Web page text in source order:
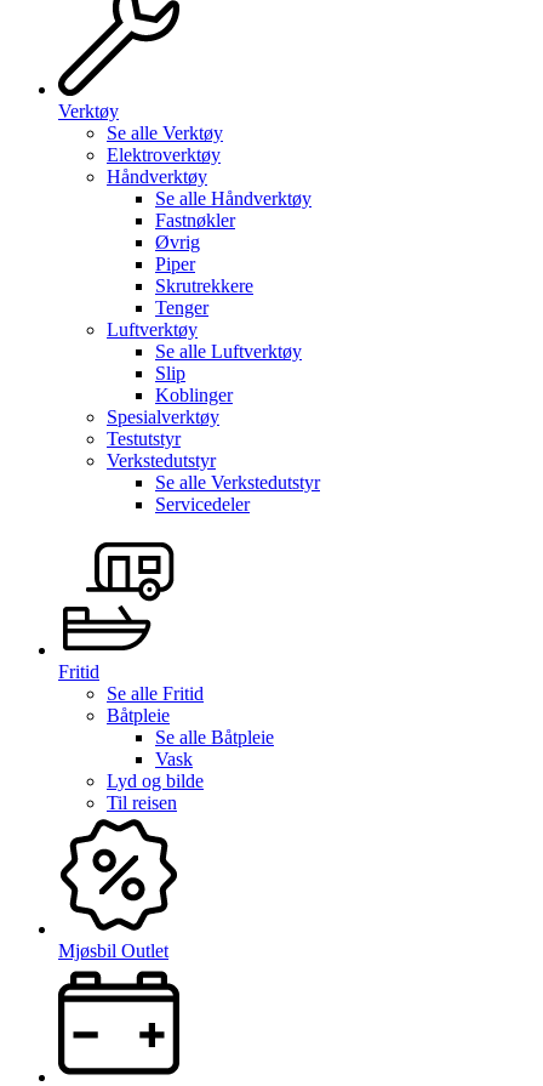
Verktøy
Se alle Verktøy
Elektroverktøy
Håndverktøy
Se alle Håndverktøy
Fastnøkler
Øvrig
Piper
Skrutrekkere
Tenger
Luftverktøy
Se alle Luftverktøy
Slip
Koblinger
Spesialverktøy
Testutstyr
Verkstedutstyr
Se alle Verkstedutstyr
Servicedeler
Fritid
Se alle Fritid
Båtpleie
Se alle Båtpleie
Vask
Lyd og bilde
Til reisen
Mjøsbil Outlet